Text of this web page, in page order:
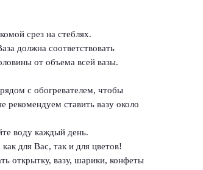
срез на стеблях.
должна соответствовать
от объема всей вазы.
с обогревателем, чтобы
рекомендуем ставить вазу около
воду каждый день.
для Вас, так и для цветов!
открытку, вазу, шарики, конфеты